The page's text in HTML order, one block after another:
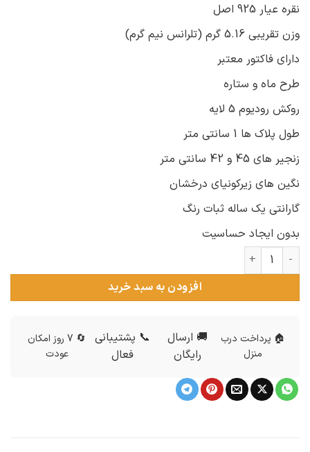
نقره عیار 925 اصل
وزن تقریبی 5.16 گرم (تلرانس نیم گرم)
دارای فاکتور معتبر
طرح ماه و ستاره
روکش رودیوم 5 لایه
طول پلاک ها 1 سانتی متر
زنجیر های 45 و 42 سانتی متر
نگین های زیرکونیای درخشان
گارانتی یک ساله ثبات رنگ
بدون ایجاد حساسیت
گردنبند ماه و ستاره زنانه نقره اصل nw-n889 عدد
افزودن به سبد خرید
🏠 پرداخت درب
منزل
🚚 ارسال
رایگان
📞 پشتیبانی
فعال
🔄 7 روز امکان
عودت